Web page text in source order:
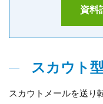
資料
スカウト
スカウトメールを送り